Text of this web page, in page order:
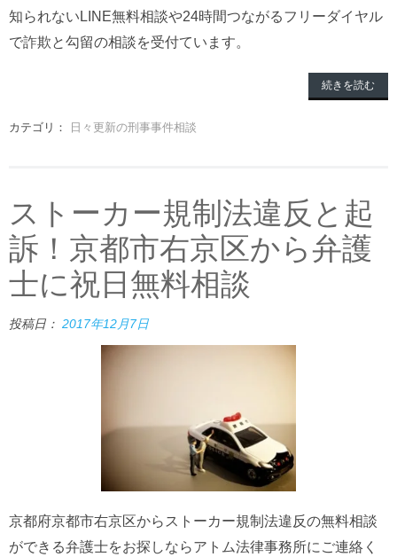
知られないLINE無料相談や24時間つながるフリーダイヤル
で詐欺と勾留の相談を受付ています。
続きを読む
カテゴリ： 日々更新の刑事事件相談
ストーカー規制法違反と起
訴！京都市右京区から弁護
士に祝日無料相談
投稿日： 2017年12月7日
京都府京都市右京区からストーカー規制法違反の無料相談
ができる弁護士をお探しならアトム法律事務所にご連絡く